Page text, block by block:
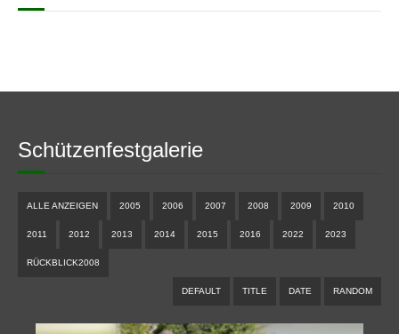
Schützenfestgalerie
ALLE ANZEIGEN 2005 2006 2007 2008 2009 2010
2011 2012 2013 2014 2015 2016 2022 2023
RÜCKBLICK2008
DEFAULT TITLE DATE RANDOM